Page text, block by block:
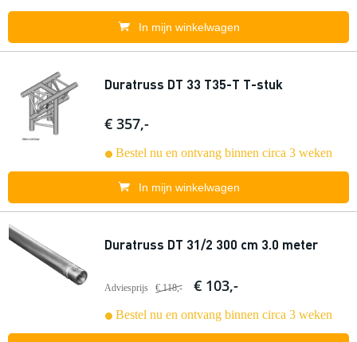
In mijn winkelwagen
Duratruss DT 33 T35-T T-stuk
€ 357,-
Bestel nu en ontvang binnen circa 3 weken
In mijn winkelwagen
Duratruss DT 31/2 300 cm 3.0 meter
Adviesprijs € 118,- € 103,-
Bestel nu en ontvang binnen circa 3 weken